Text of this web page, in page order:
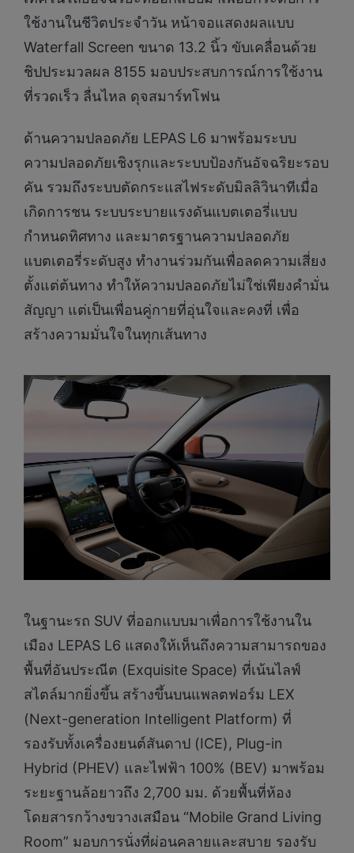
ใช้งานในชีวิตประจำวัน หน้าจอแสดงผลแบบ
Waterfall Screen ขนาด 13.2 นิ้ว ขับเคลื่อนด้วย
ชิปประมวลผล 8155 มอบประสบการณ์การใช้งาน
ที่รวดเร็ว ลื่นไหล ดุจสมาร์ทโฟน
ด้านความปลอดภัย LEPAS L6 มาพร้อมระบบ
ความปลอดภัยเชิงรุกและระบบป้องกันอัจฉริยะรอบ
คัน รวมถึงระบบตัดกระแสไฟระดับมิลลิวินาทีเมื่อ
เกิดการชน ระบบระบายแรงดันแบตเตอรี่แบบ
กำหนดทิศทาง และมาตรฐานความปลอดภัย
แบตเตอรี่ระดับสูง ทำงานร่วมกันเพื่อลดความเสี่ยง
ตั้งแต่ต้นทาง ทำให้ความปลอดภัยไม่ใช่เพียงคำมั่น
สัญญา แต่เป็นเพื่อนคู่กายที่อุ่นใจและคงที่ เพื่อ
สร้างความมั่นใจในทุกเส้นทาง
ในฐานะรถ SUV ที่ออกแบบมาเพื่อการใช้งานใน
เมือง LEPAS L6 แสดงให้เห็นถึงความสามารถของ
พื้นที่อันประณีต (Exquisite Space) ที่เน้นไลฟ์
สไตล์มากยิ่งขึ้น สร้างขึ้นบนแพลตฟอร์ม LEX
(Next-generation Intelligent Platform) ที่
รองรับทั้งเครื่องยนต์สันดาป (ICE), Plug-in
Hybrid (PHEV) และไฟฟ้า 100% (BEV) มาพร้อม
ระยะฐานล้อยาวถึง 2,700 มม. ด้วยพื้นที่ห้อง
โดยสารกว้างขวางเสมือน “Mobile Grand Living
Room” มอบการนั่งที่ผ่อนคลายและสบาย รองรับ